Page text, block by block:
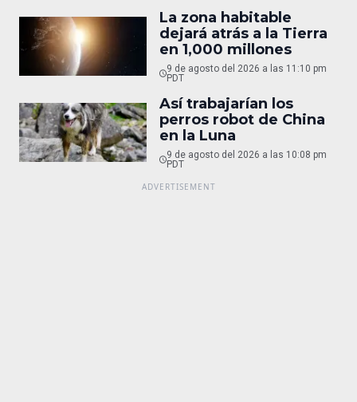
La zona habitable
dejará atrás a la Tierra
en 1,000 millones
9 de agosto del 2026 a las 11:10 pm
PDT
Así trabajarían los
perros robot de China
en la Luna
9 de agosto del 2026 a las 10:08 pm
PDT